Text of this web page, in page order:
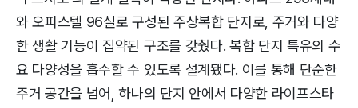
와 오피스텔 96실로 구성된 주상복합 단지로, 주거와 다양
한 생활 기능이 집약된 구조를 갖췄다. 복합 단지 특유의 수
요 다양성을 흡수할 수 있도록 설계됐다. 이를 통해 단순한
주거 공간을 넘어, 하나의 단지 안에서 다양한 라이프스타